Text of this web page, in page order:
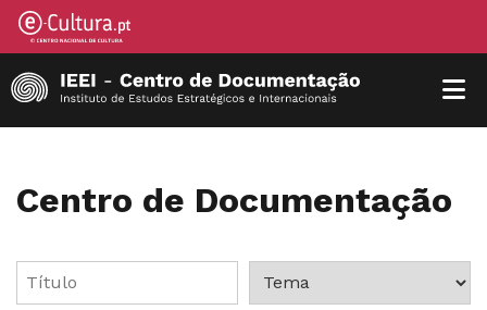
Centro de Documentação